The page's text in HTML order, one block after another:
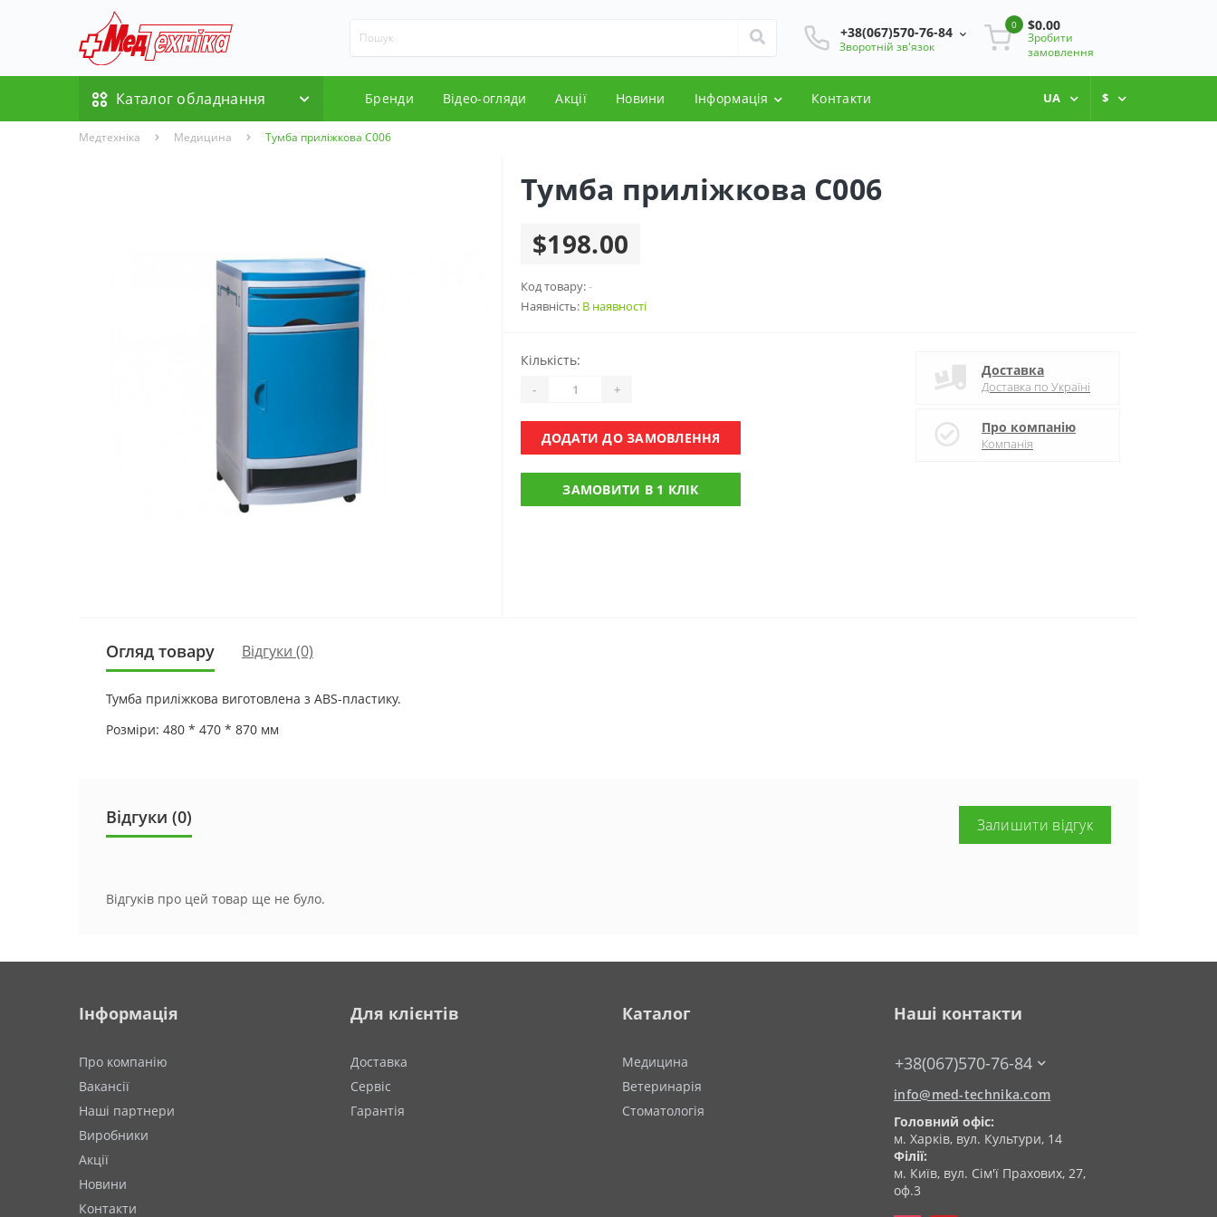
+38(067)570-76-84
Зворотній зв'язок
0 $0.00
Зробити
замовлення
Каталог обладнання Бренди Відео-огляди Акції Новини Інформація Контакти UA $
Медтехніка Медицина Тумба приліжкова С006
Тумба приліжкова С006
$198.00
Код товару:-
Наявність: В наявності
Кількість:
- +
ДОДАТИ ДО ЗАМОВЛЕННЯ
ЗАМОВИТИ В 1 КЛІК
Доставка
Доставка по Україні
Про компанію
Компанія
Огляд товару Відгуки (0)
Тумба приліжкова виготовлена з ABS-пластику.
Розміри: 480 * 470 * 870 мм
Відгуки (0) Залишити відгук
Відгуків про цей товар ще не було.
Інформація
Про компанію
Вакансії
Наші партнери
Виробники
Акції
Новини
Контакти
Для клієнтів
Доставка
Сервіс
Гарантія
Каталог
Медицина
Ветеринарія
Стоматологія
Наші контакти
+38(067)570-76-84
info@med-technika.com
Головний офіс:
м. Харків, вул. Культури, 14
Філії:
м. Київ, вул. Сім'ї Прахових, 27,
оф.3